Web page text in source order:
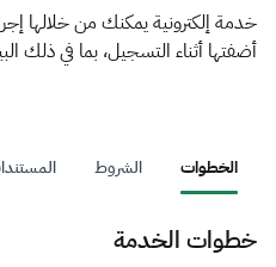
الإقرار الضريبي
التصرفاتخدمة إلكترونية يمكنك من خلالها
أضفتها أثناء التسجيل، بما في ذلك
الخطوات الشروط
خطوات الخدمة